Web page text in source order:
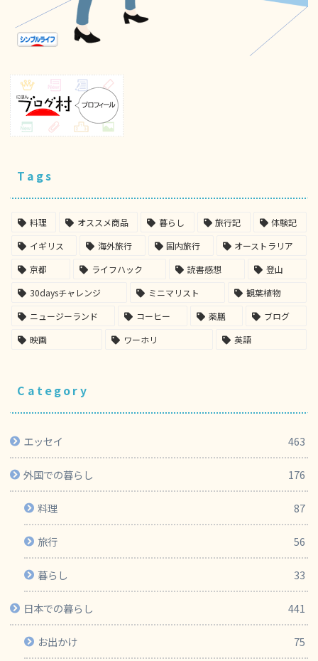
Tags
料理 オススメ商品 暮らし 旅行記
体験記
イギリス
海外旅行 国内旅行
オーストラリア
京都
ライフハック 読書感想
登山
30daysチャレンジ
ミニマリスト
観葉植物
ニュージーランド
コーヒー 薬膳
ブログ
映画
ワーホリ 英語
Category
エッセイ 463
外国での暮らし 176
料理 87
旅行 56
暮らし 33
日本での暮らし 441
お出かけ 75